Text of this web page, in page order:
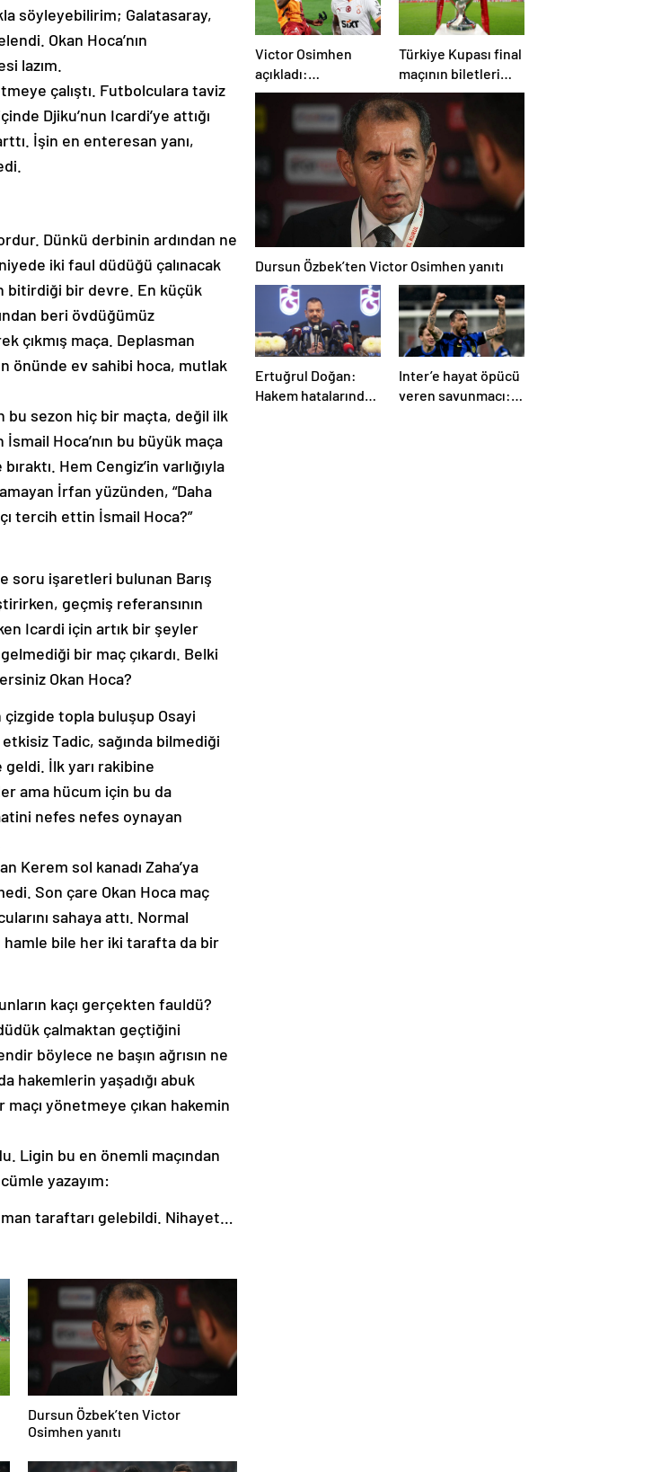
söyleyebilirim; Galatasaray,
Okan Hoca’nın
lazım.
çalıştı. Futbolculara taviz
Djiku’nun Icardi’ye attığı
İşin en enteresan yanı,
Dünkü derbinin ardından ne
iki faul düdüğü çalınacak
bitirdiği bir devre. En küçük
beri övdüğümüz
çıkmış maça. Deplasman
önünde ev sahibi hoca, mutlak
bu sezon hiç bir maçta, değil ilk
Hoca’nın bu büyük maça
Hem Cengiz’in varlığıyla
İrfan yüzünden, “Daha
tercih ettin İsmail Hoca?”
soru işaretleri bulunan Barış
geçmiş referansının
Icardi için artık bir şeyler
bir maç çıkardı. Belki
Okan Hoca?
topla buluşup Osayi
Tadic, sağında bilmediği
İlk yarı rakibine
ama hücum için bu da
nefes nefes oynayan
Kerem sol kanadı Zaha’ya
Son çare Okan Hoca maç
sahaya attı. Normal
hamle bile her iki tarafta da bir
kaçı gerçekten fauldü?
çalmaktan geçtiğini
böylece ne başın ağrısın ne
hakemlerin yaşadığı abuk
yönetmeye çıkan hakemin
Ligin bu en önemli maçından
yazayım:
taraftarı gelebildi. Nihayet…
Dursun Özbek’ten Victor
Osimhen yanıtı
Victor Osimhen
açıkladı:
Galatasaray’a evet
derdim
Türkiye Kupası final
maçının biletleri
satışa çıktı
Dursun Özbek’ten Victor Osimhen yanıtı
Ertuğrul Doğan:
Hakem hatalarından
Inter’e hayat öpücü
veren savunmacı: